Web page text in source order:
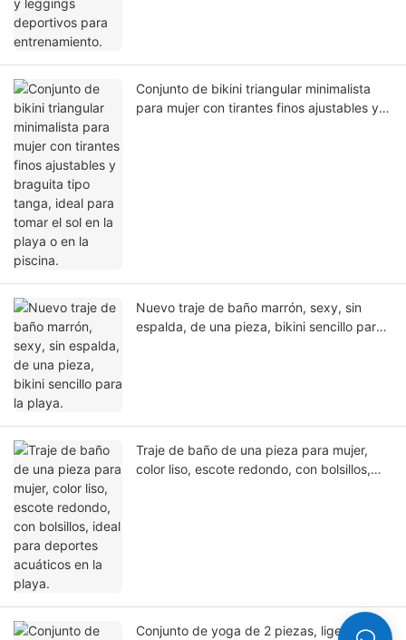
Conjunto de bikini triangular minimalista
para mujer con tirantes finos ajustables y
Nuevo traje de baño marrón, sexy, sin
espalda, de una pieza, bikini sencillo para
Traje de baño de una pieza para mujer,
color liso, escote redondo, con bolsillos,
Conjunto de yoga de 2 piezas, ligero y